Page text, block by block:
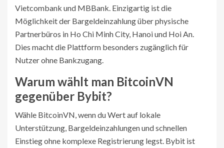
Vietcombank und MBBank. Einzigartig ist die
Möglichkeit der Bargeldeinzahlung über physische
Partnerbüros in Ho Chi Minh City, Hanoi und Hoi An.
Dies macht die Plattform besonders zugänglich für
Nutzer ohne Bankzugang.
Warum wählt man BitcoinVN
gegenüber Bybit?
Wähle BitcoinVN, wenn du Wert auf lokale
Unterstützung, Bargeldeinzahlungen und schnellen
Einstieg ohne komplexe Registrierung legst. Bybit ist